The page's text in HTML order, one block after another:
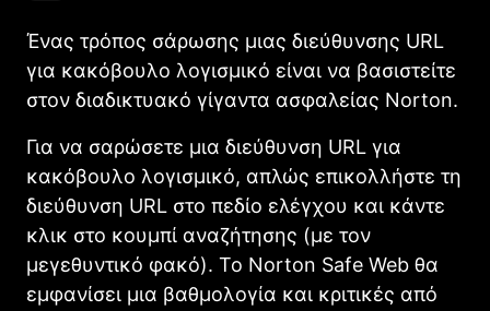
Ένας τρόπος σάρωσης μιας διεύθυνσης URL
για κακόβουλο λογισμικό είναι να βασιστείτε
στον διαδικτυακό γίγαντα ασφαλείας Norton.
Για να σαρώσετε μια διεύθυνση URL για
κακόβουλο λογισμικό, απλώς επικολλήστε τη
διεύθυνση URL στο πεδίο ελέγχου και κάντε
κλικ στο κουμπί αναζήτησης (με τον
μεγεθυντικό φακό). Το Norton Safe Web θα
εμφανίσει μια βαθμολογία και κριτικές από